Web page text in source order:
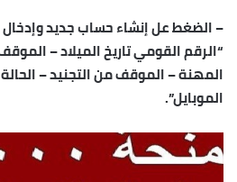
– الضغط عل إنشاء حساب جديد وإدخال
“الرقم القومي تاريخ الميلاد –
المهنة – الموقف من التجنيد –
الموبايل”.